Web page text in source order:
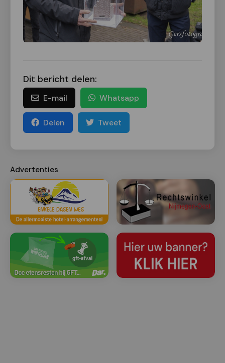
Dit bericht delen:
E-mail Whatsapp
Delen Tweet
Advertenties